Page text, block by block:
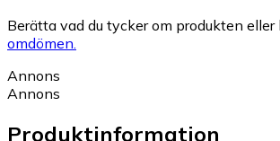
Berätta vad du tycker om produkten
omdömen.
Annons
Annons
Produktinformation